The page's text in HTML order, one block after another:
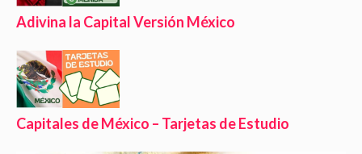
Adivina la Capital Versión México
Capitales de México – Tarjetas de Estudio